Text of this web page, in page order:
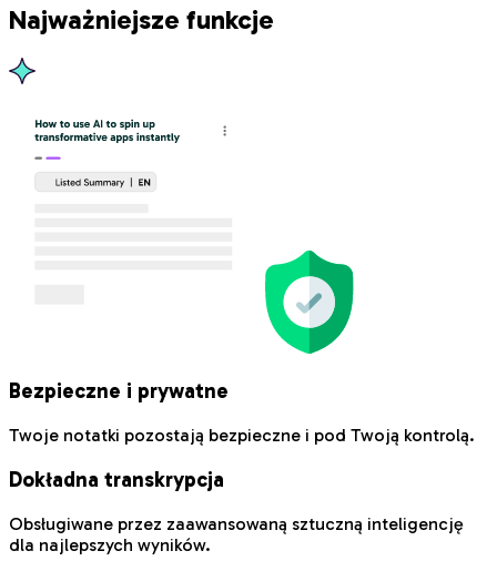
Najważniejsze funkcje
Bezpieczne i prywatne
Twoje notatki pozostają bezpieczne i pod Twoją kontrolą.
Dokładna transkrypcja
Obsługiwane przez zaawansowaną sztuczną inteligencję
dla najlepszych wyników.